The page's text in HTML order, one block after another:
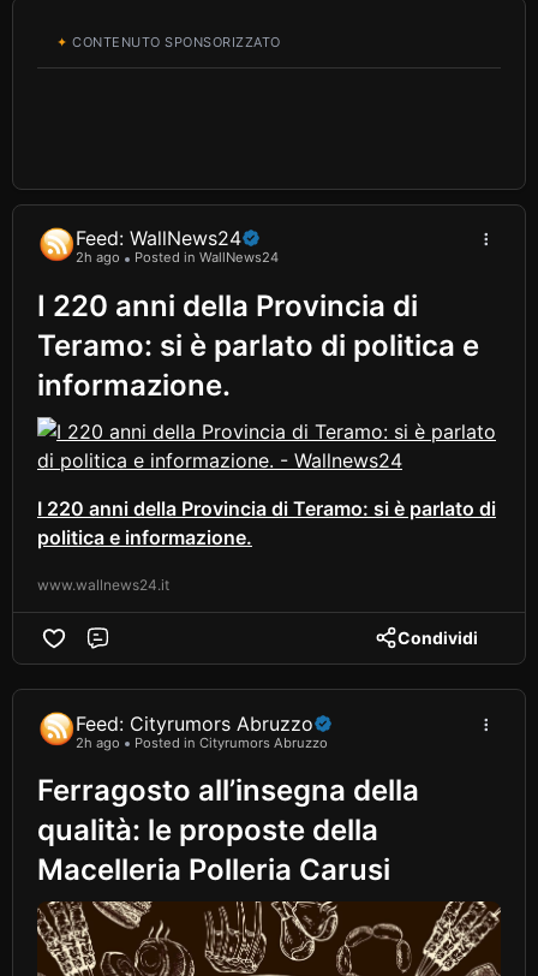
✦ CONTENUTO SPONSORIZZATO
Feed: WallNews24
2h ago Posted in WallNews24
I 220 anni della Provincia di
Teramo: si è parlato di politica e
informazione.
I 220 anni della Provincia di Teramo: si è parlato di
politica e informazione.
www.wallnews24.it
Condividi
Feed: Cityrumors Abruzzo
2h ago Posted in Cityrumors Abruzzo
Ferragosto all’insegna della
qualità: le proposte della
Macelleria Polleria Carusi